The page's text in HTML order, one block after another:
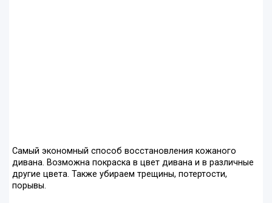
Самый экономный способ восстановления кожаного
дивана. Возможна покраска в цвет дивана и в различные
другие цвета. Также убираем трещины, потертости,
порывы.